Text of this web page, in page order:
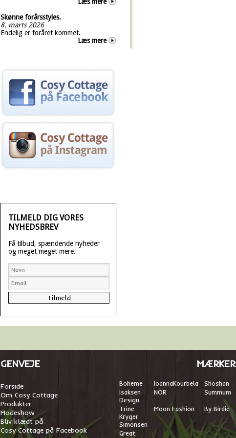
Skønne forårsstyles.
8. marts 2026
Endelig er foråret kommet.
Læs mere
TILMELD DIG VORES
NYHEDSBREV
Få tilbud, spændende nyheder
og meget meget mere.
GENVEJE
Forside
Om Cosy Cottage
Produkter
Modeshow
Bliv klædt på
Cosy Cottage på Facebook
MÆRKER
Boheme IoannaKourbela Shoshan
Isaksen
Design
NÖR Summum
Trine
Kryger
Simonsen
Moon Fashion By Birdie
Great